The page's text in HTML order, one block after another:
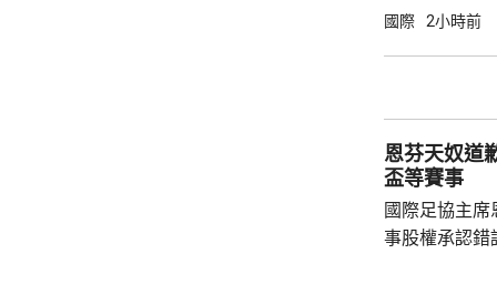
售案。 報道指，科爾比認為美中關係過去一年
爭取中方的訪
演講，要求國
國際 2小時前
恩芬天奴道
盃等賽事
國際足協主
事股權承認錯